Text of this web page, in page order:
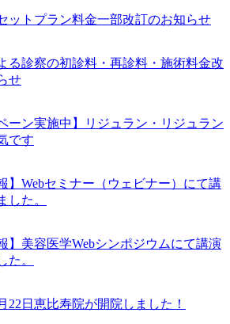
ットプラン料金一部改訂のお知らせ
る診察の初診料・再診料・施術料金改
せ
ーン実施中】リジュラン・リジュラン
です
】Webセミナー（ウェビナー）にて講
した。
】美容医学Webシンポジウムにて講演
た。
22日恵比寿院が開院しました！